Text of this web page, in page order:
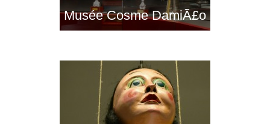
Musée Cosme DamiÃ£o